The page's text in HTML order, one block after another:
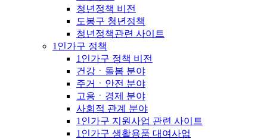
청년정책 비전
도봉구 청년정책
청년정책관련 사이트
1인가구 정책
1인가구 정책 비전
건강ㆍ돌봄 분야
주거ㆍ안전 분야
고용ㆍ경제 분야
사회적 관계 분야
1인가구 지원사업 관련 사이트
1인가구 생활용품 대여사업